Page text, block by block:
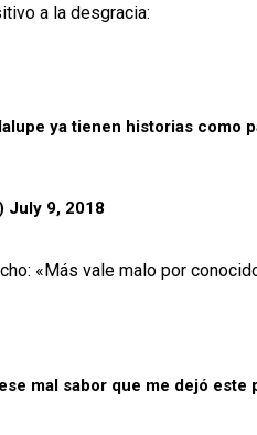
a la desgracia:
ya tienen historias como
July 9, 2018
«Más vale malo por
mal sabor que me dejó